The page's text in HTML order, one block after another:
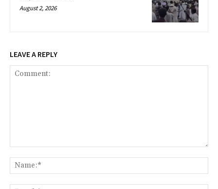
August 2, 2026
LEAVE A REPLY